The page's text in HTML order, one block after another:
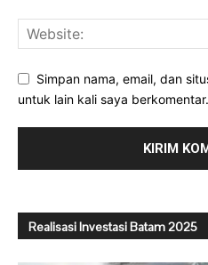
Simpan nama, email, dan
untuk lain kali saya berkomentar.
Realisasi Investasi Batam 2025